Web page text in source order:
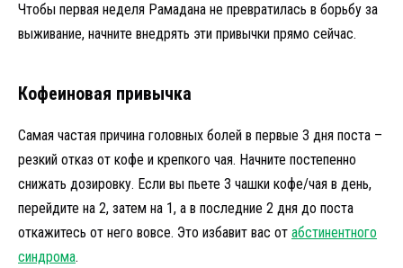
Чтобы первая неделя Рамадана не превратилась в борьбу за
выживание, начните внедрять эти привычки прямо сейчас.
Кофеиновая привычка
Самая частая причина головных болей в первые 3 дня поста –
резкий отказ от кофе и крепкого чая. Начните постепенно
снижать дозировку. Если вы пьете 3 чашки кофе/чая в день,
перейдите на 2, затем на 1, а в последние 2 дня до поста
откажитесь от него вовсе. Это избавит вас от абстинентного
синдрома.